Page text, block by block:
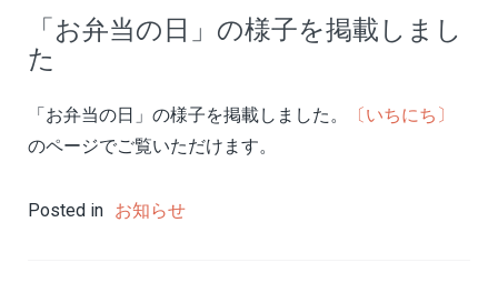
「お弁当の日」の様子を掲載しまし
た
「お弁当の日」の様子を掲載しました。
〔いちにち〕
のページでご覧いただけます。
Posted in お知らせ